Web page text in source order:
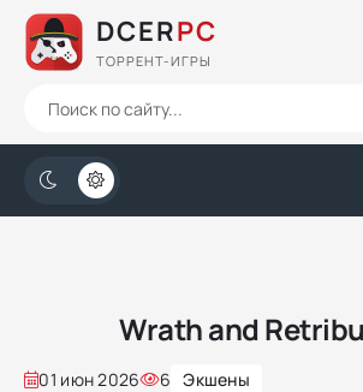
DCERPC
ТОРРЕНТ-ИГРЫ
Wrath and
01 июн 2026 6 Экшены